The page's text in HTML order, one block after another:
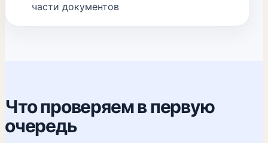
части документов
Что проверяем в первую
очередь